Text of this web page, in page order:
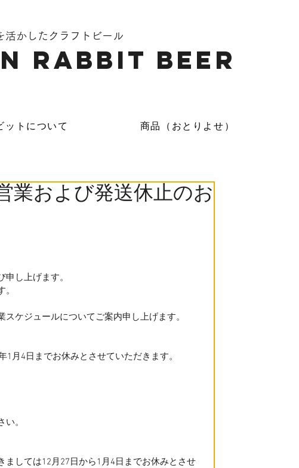
活かしたクラフトビール
Rabbit Beer
ットについて 商品（おとりよせ）
および発送休止のお
し上げます。
ケジュールについてご案内申し上げます。
月4日までお休みとさせていただきます。
。
しては12月27日から1月4日までお休みとさせ